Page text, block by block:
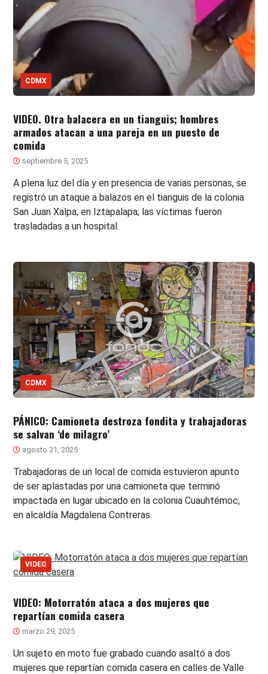
CDMX
VIDEO. Otra balacera en un tianguis; hombres
armados atacan a una pareja en un puesto de
comida
septiembre 5, 2025
A plena luz del día y en presencia de varias personas, se
registró un ataque a balazos en el tianguis de la colonia
San Juan Xalpa, en Iztapalapa; las víctimas fueron
trasladadas a un hospital.
CDMX
PÁNICO: Camioneta destroza fondita y trabajadoras
se salvan ‘de milagro’
agosto 21, 2025
Trabajadoras de un local de comida estuvieron apunto
de ser aplastadas por una camioneta que terminó
impactada en lugar ubicado en la colonia Cuauhtémoc,
en alcaldía Magdalena Contreras.
VIDEO
VIDEO: Motorratón ataca a dos mujeres que
repartían comida casera
marzo 29, 2025
Un sujeto en moto fue grabado cuando asaltó a dos
mujeres que repartían comida casera en calles de Valle